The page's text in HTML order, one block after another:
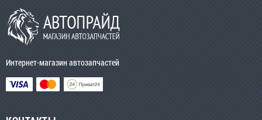
Интернет-магазин автозапчастей